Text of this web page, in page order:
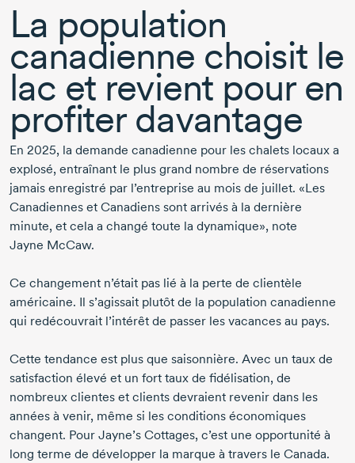
La population
canadienne choisit le
lac et revient pour en
profiter davantage
En 2025, la demande canadienne pour les chalets locaux a
explosé, entraînant le plus grand nombre de réservations
jamais enregistré par l’entreprise au mois de juillet. «Les
Canadiennes et Canadiens sont arrivés à la dernière
minute, et cela a changé toute la dynamique», note
Jayne McCaw.
Ce changement n’était pas lié à la perte de clientèle
américaine. Il s’agissait plutôt de la population canadienne
qui redécouvrait l’intérêt de passer les vacances au pays.
Cette tendance est plus que saisonnière. Avec un taux de
satisfaction élevé et un fort taux de fidélisation, de
nombreux clientes et clients devraient revenir dans les
années à venir, même si les conditions économiques
changent. Pour Jayne’s Cottages, c’est une opportunité à
long terme de développer la marque à travers le Canada.